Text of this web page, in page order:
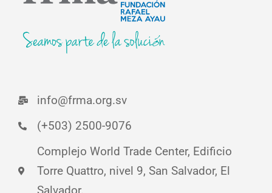
info@frma.org.sv
(+503) 2500-9076
Complejo World Trade Center, Edificio
Torre Quattro, nivel 9, San Salvador, El
Salvador.